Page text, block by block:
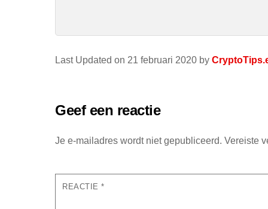
Last Updated on 21 februari 2020 by
Geef een reactie
Je e-mailadres wordt niet gepubliceerd. Vereiste
REACTIE*